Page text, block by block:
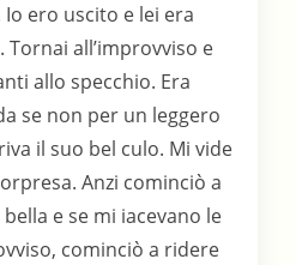
ero uscito e lei era
Tornai all’improvviso e
allo specchio. Era
se non per un leggero
il suo bel culo. Mi vide
Anzi cominciò a
e se mi iacevano le
cominciò a ridere